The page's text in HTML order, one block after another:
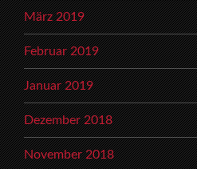
März 2019
Februar 2019
Januar 2019
Dezember 2018
November 2018